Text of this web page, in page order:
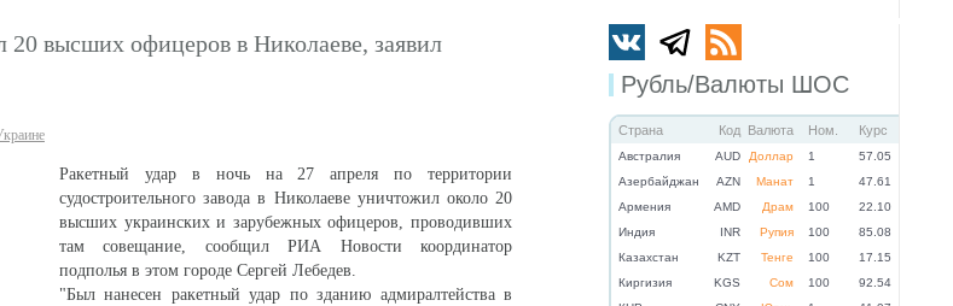
Рубль/Валюты ШОС
Страна Код Валюта Ном. Курс
Австралия AUD Доллар 1
57.05
Азербайджан
AZN Манат 1
47.61
Армения
AMD Драм 100
22.10
Индия
INR Рупия 100
85.08
Казахстан
KZT Тенге 100
17.15
Киргизия
KGS Сом 100
92.54
высших офицеров в Николаеве, заявил
Ракетный удар в ночь на 27 апреля по территории
судостроительного завода в Николаеве уничтожил около 20
высших украинских и зарубежных офицеров, проводивших
там совещание, сообщил РИА Новости координатор
подполья в этом городе Сергей Лебедев.
"Был нанесен ракетный удар по зданию адмиралтейства в